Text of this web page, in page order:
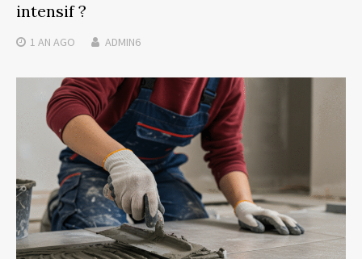
intensif ?
1 AN AGO ADMIN6